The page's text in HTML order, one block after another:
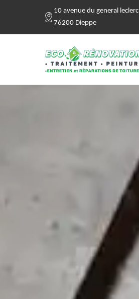
10 avenue du general leclerc
76200 Dieppe